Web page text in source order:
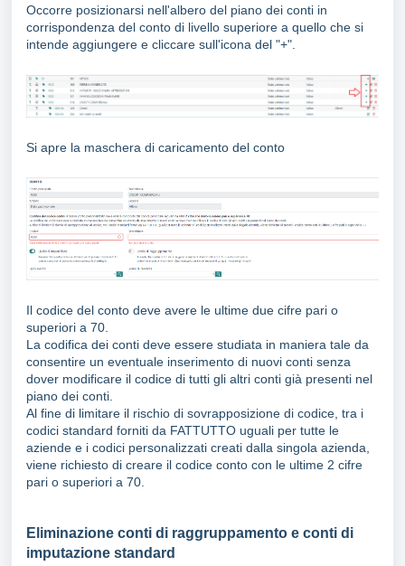
Occorre posizionarsi nell'albero del piano dei conti in
corrispondenza del conto di livello superiore a quello che si
intende aggiungere e cliccare sull'icona del "+".
Si apre la maschera di caricamento del conto
Il codice del conto deve avere le ultime due cifre pari o
superiori a 70.
La codifica dei conti deve essere studiata in maniera tale da
consentire un eventuale inserimento di nuovi conti senza
dover modificare il codice di tutti gli altri conti già presenti nel
piano dei conti.
Al fine di limitare il rischio di sovrapposizione di codice, tra i
codici standard forniti da FATTUTTO uguali per tutte le
aziende e i codici personalizzati creati dalla singola azienda,
viene richiesto di creare il codice conto con le ultime 2 cifre
pari o superiori a 70.
Eliminazione conti di raggruppamento e conti di
imputazione standard